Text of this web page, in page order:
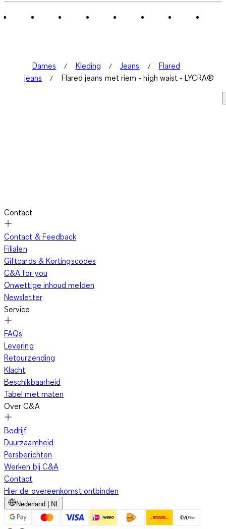
Dames Kleding Jeans
Flared
jeans
Flared jeans met riem - high waist - LYCRA®
Contact
Contact & Feedback
Filialen
Giftcards & Kortingscodes
C&A for you
Onwettige inhoud melden
Newsletter
Service
FAQs
Levering
Retourzending
Klacht
Beschikbaarheid
Tabel met maten
Over C&A
Bedrijf
Duurzaamheid
Persberichten
Werken bij C&A
Contact
Hier de overeenkomst ontbinden
Nederland | NL